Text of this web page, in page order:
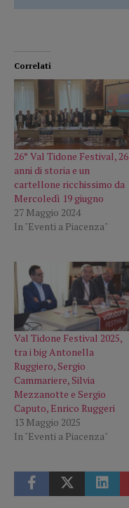
Correlati
26° Val Tidone Festival, 26
anni di storia e un
cartellone ricchissimo da
Mercoledì 19 giugno
27 Maggio 2024
In "Eventi a Piacenza"
Val Tidone Festival 2025,
tra i big Antonella
Ruggiero, Sergio
Cammariere, Silvia
Mezzanotte e Sergio
Caputo, Enrico Ruggeri
13 Maggio 2025
In "Eventi a Piacenza"